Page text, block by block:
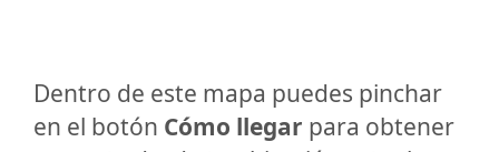
Dentro de este mapa puedes pinchar
en el botón Cómo llegar para obtener